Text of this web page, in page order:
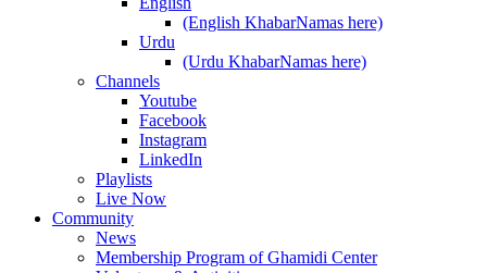
(English KhabarNamas here)
Urdu
(Urdu KhabarNamas here)
Channels
Youtube
Facebook
Instagram
LinkedIn
Playlists
Live Now
Community
News
Membership Program of Ghamidi Center